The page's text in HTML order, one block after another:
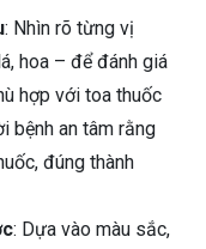
: Nhìn rõ từng vị
hoa – để đánh giá
hợp với toa thuốc
bệnh an tâm rằng
đúng thành
: Dựa vào màu sắc,